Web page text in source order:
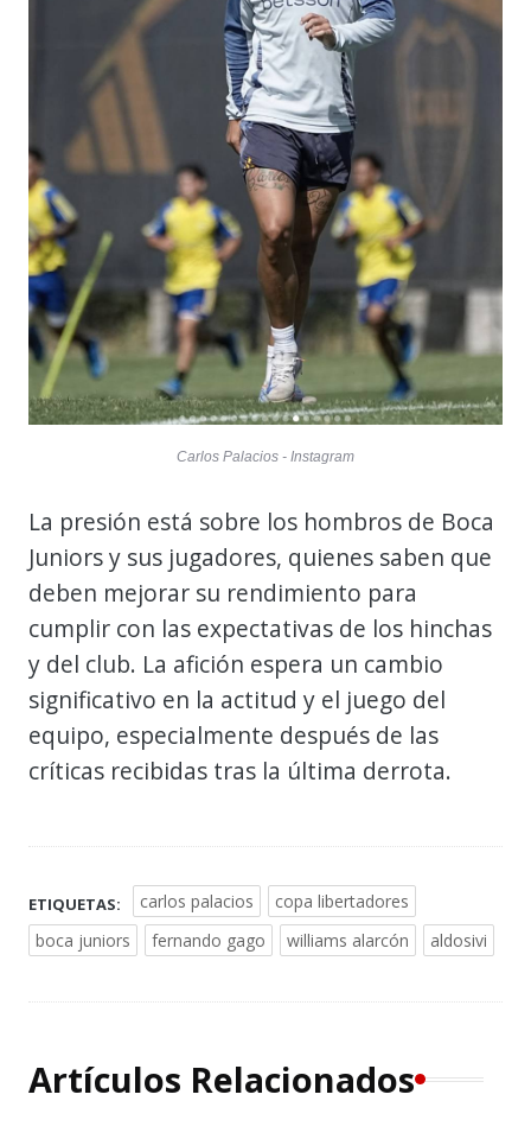
Carlos Palacios - Instagram
La presión está sobre los hombros de Boca
Juniors y sus jugadores, quienes saben que
deben mejorar su rendimiento para
cumplir con las expectativas de los hinchas
y del club. La afición espera un cambio
significativo en la actitud y el juego del
equipo, especialmente después de las
críticas recibidas tras la última derrota.
ETIQUETAS: carlos palacios
copa libertadores
boca juniors
fernando gago williams alarcón aldosivi
Artículos Relacionados